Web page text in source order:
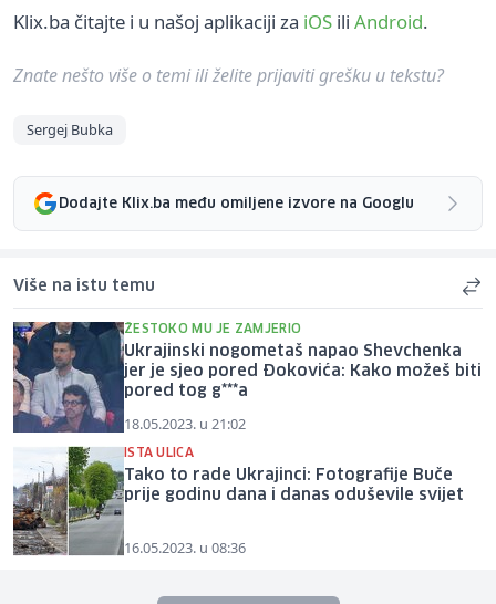
Klix.ba čitajte i u našoj aplikaciji za iOS ili Android.
Znate nešto više o temi ili želite prijaviti grešku u tekstu?
Sergej Bubka
Dodajte Klix.ba među omiljene izvore na Googlu
Više na istu temu
ŽESTOKO MU JE ZAMJERIO
Ukrajinski nogometaš napao Shevchenka
jer je sjeo pored Đokovića: Kako možeš biti
pored tog g***a
18.05.2023. u 21:02
ISTA ULICA
Tako to rade Ukrajinci: Fotografije Buče
prije godinu dana i danas oduševile svijet
16.05.2023. u 08:36